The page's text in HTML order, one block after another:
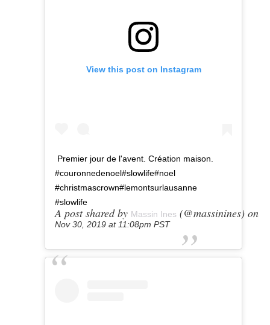
View this post on Instagram
Premier jour de l'avent. Création maison.
#couronnedenoel#slowlife#noel
#christmascrown#lemontsurlausanne
#slowlife
A post shared by Massin Ines (@massinines) on
Nov 30, 2019 at 11:08pm PST